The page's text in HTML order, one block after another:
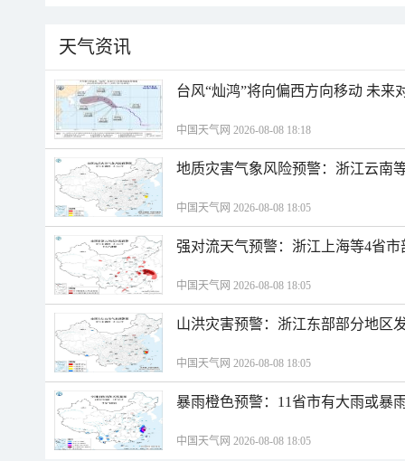
天气资讯
台风“灿鸿”将向偏西方向移动 未来
中国天气网 2026-08-08 18:18
地质灾害气象风险预警：浙江云南
中国天气网 2026-08-08 18:05
强对流天气预警：浙江上海等4省
中国天气网 2026-08-08 18:05
山洪灾害预警：浙江东部部分地区
中国天气网 2026-08-08 18:05
暴雨橙色预警：11省市有大雨或暴
中国天气网 2026-08-08 18:05